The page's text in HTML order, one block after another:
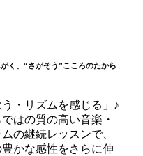
く、“さがそう”こころのたから
う・リズムを感じる」♪
はの質の高い音楽・
の継続レッスンで、
かな感性をさらに伸